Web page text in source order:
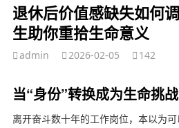
退休后价值感缺失如何
生助你重拾生命意义
admin 2026-02-05 142
当“身份”转换成为生命挑战
离开奋斗数十年的工作岗位，本以为